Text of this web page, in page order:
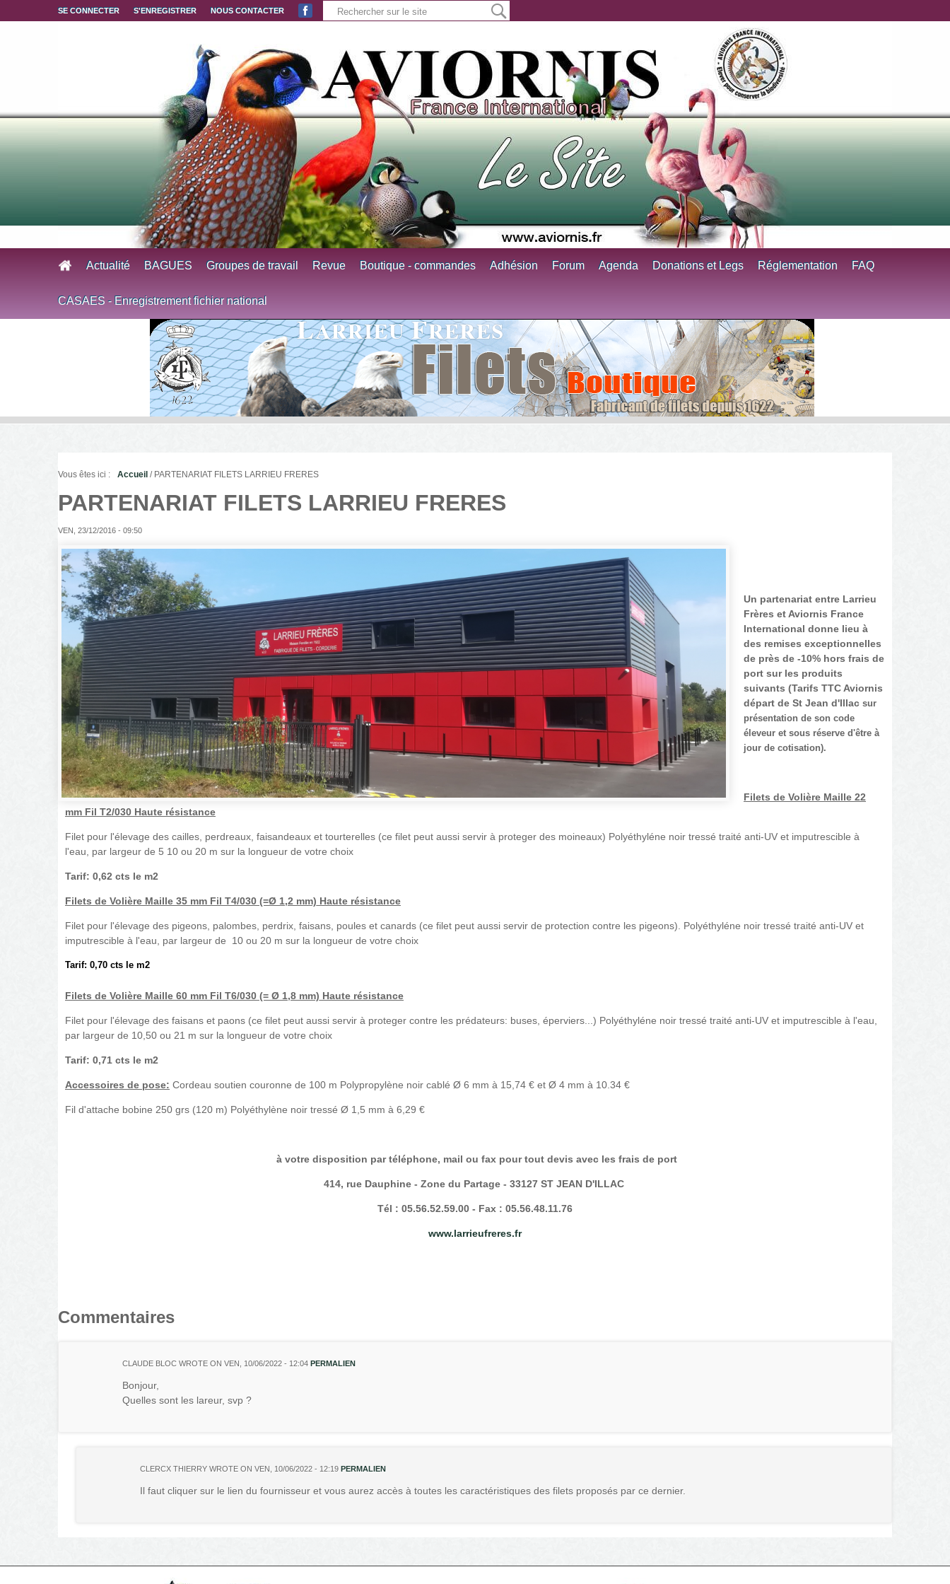
Aller au contenu principal
SE CONNECTER S'ENREGISTRER NOUS CONTACTER
Actualité BAGUES Groupes de travail Revue Boutique - commandes Adhésion Forum Agenda Donations et Legs Réglementation FAQ
CASAES - Enregistrement fichier national
Vous êtes ici : Accueil / PARTENARIAT FILETS LARRIEU FRERES
PARTENARIAT FILETS LARRIEU FRERES
VEN, 23/12/2016 - 09:50
Un partenariat entre Larrieu
Frères et Aviornis France
International donne lieu à
des remises exceptionnelles
de près de -10% hors frais de
port sur les produits
suivants (Tarifs TTC Aviornis
départ de St Jean d'Illac sur
présentation de son code
éleveur et sous réserve d'être à
jour de cotisation).
Filets de Volière Maille 22
mm Fil T2/030 Haute résistance
Filet pour l'élevage des cailles, perdreaux, faisandeaux et tourterelles (ce filet peut aussi servir à proteger des moineaux) Polyéthyléne noir tressé traité anti-UV et imputrescible à
l'eau, par largeur de 5 10 ou 20 m sur la longueur de votre choix
Tarif: 0,62 cts le m2
Filets de Volière Maille 35 mm Fil T4/030 (=Ø 1,2 mm) Haute résistance
Filet pour l'élevage des pigeons, palombes, perdrix, faisans, poules et canards (ce filet peut aussi servir de protection contre les pigeons). Polyéthyléne noir tressé traité anti-UV et
imputrescible à l'eau, par largeur de 10 ou 20 m sur la longueur de votre choix
Tarif: 0,70 cts le m2
Filets de Volière Maille 60 mm Fil T6/030 (= Ø 1,8 mm) Haute résistance
Filet pour l'élevage des faisans et paons (ce filet peut aussi servir à proteger contre les prédateurs: buses, éperviers...) Polyéthyléne noir tressé traité anti-UV et imputrescible à l'eau,
par largeur de 10,50 ou 21 m sur la longueur de votre choix
Tarif: 0,71 cts le m2
Accessoires de pose: Cordeau soutien couronne de 100 m Polypropylène noir cablé Ø 6 mm à 15,74 € et Ø 4 mm à 10.34 €
Fil d'attache bobine 250 grs (120 m) Polyéthylène noir tressé Ø 1,5 mm à 6,29 €
à votre disposition par téléphone, mail ou fax pour tout devis avec les frais de port
414, rue Dauphine - Zone du Partage - 33127 ST JEAN D'ILLAC
Tél : 05.56.52.59.00 - Fax : 05.56.48.11.76
www.larrieufreres.fr
Commentaires
CLAUDE BLOC WROTE ON VEN, 10/06/2022 - 12:04 PERMALIEN
Bonjour,
Quelles sont les lareur, svp ?
CLERCX THIERRY WROTE ON VEN, 10/06/2022 - 12:19 PERMALIEN
Il faut cliquer sur le lien du fournisseur et vous aurez accès à toutes les caractéristiques des filets proposés par ce dernier.